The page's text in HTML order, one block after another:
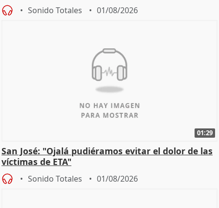
Sonido Totales 01/08/2026
01:29
San José: "Ojalá pudiéramos evitar el dolor de las
víctimas de ETA"
Sonido Totales 01/08/2026